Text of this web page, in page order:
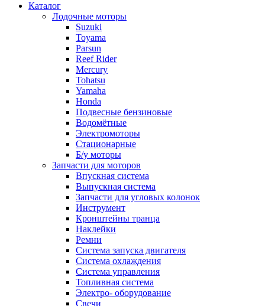
Каталог
Лодочные моторы
Suzuki
Toyama
Parsun
Reef Rider
Mercury
Tohatsu
Yamaha
Honda
Подвесные бензиновые
Водомётные
Электромоторы
Стационарные
Б/у моторы
Запчасти для моторов
Впускная система
Выпускная система
Запчасти для угловых колонок
Инструмент
Кронштейны транца
Наклейки
Ремни
Система запуска двигателя
Система охлаждения
Система управления
Топливная система
Электро- оборудование
Свечи